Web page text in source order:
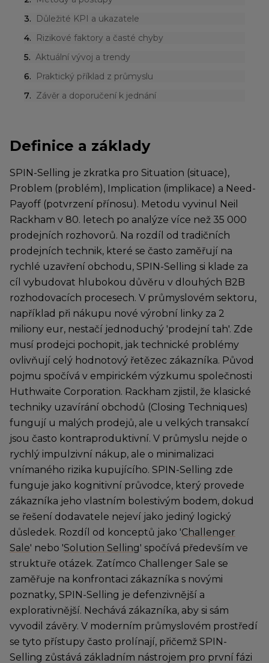
3.
Důležité KPI a ukazatele
4.
Rizikové faktory a časté chyby
5. Aktuální vývoj a trendy
6.
Praktický příklad z průmyslu
7. Závěr a doporučení k jednání
Definice a základy
SPIN-Selling je zkratka pro Situation (situace),
Problem (problém), Implication (implikace) a Need-
Payoff (potvrzení přínosu). Metodu vyvinul Neil
Rackham v 80. letech po analýze více než 35 000
prodejních rozhovorů. Na rozdíl od tradičních
prodejních technik, které se často zaměřují na
rychlé uzavření obchodu, SPIN-Selling si klade za
cíl vybudovat hlubokou důvěru v dlouhých B2B
rozhodovacích procesech. V průmyslovém sektoru,
například při nákupu nové výrobní linky za 2
miliony eur, nestačí jednoduchý 'prodejní tah'. Zde
musí prodejci pochopit, jak technické problémy
ovlivňují celý hodnotový řetězec zákazníka. Původ
pojmu spočívá v empirickém výzkumu společnosti
Huthwaite Corporation. Rackham zjistil, že klasické
techniky uzavírání obchodů (Closing Techniques)
fungují u malých prodejů, ale u velkých transakcí
jsou často kontraproduktivní. V průmyslu nejde o
rychlý impulzivní nákup, ale o minimalizaci
vnímaného rizika kupujícího. SPIN-Selling zde
funguje jako kognitivní průvodce, který provede
zákazníka jeho vlastním bolestivým bodem, dokud
se řešení dodavatele nejeví jako jediný logický
důsledek. Rozdíl od konceptů jako 'Challenger
Sale' nebo 'Solution Selling' spočívá především ve
struktuře otázek. Zatímco Challenger Sale se
zaměřuje na konfrontaci zákazníka s novými
poznatky, SPIN-Selling je defenzivnější a
explorativnější. Nechává zákazníka, aby si sám
vyvodil závěry. V moderním průmyslovém prostředí
se tyto přístupy často prolínají, přičemž SPIN-
Selling zůstává základním nástrojem pro první fázi